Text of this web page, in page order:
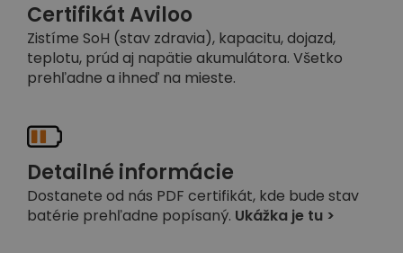
Certifikát Aviloo
Zistíme SoH (stav zdravia), kapacitu, dojazd,
teplotu, prúd aj napätie akumulátora. Všetko
prehľadne a ihneď na mieste.
Detailné informácie
Dostanete od nás PDF certifikát, kde bude stav
batérie prehľadne popísaný. Ukážka je tu >